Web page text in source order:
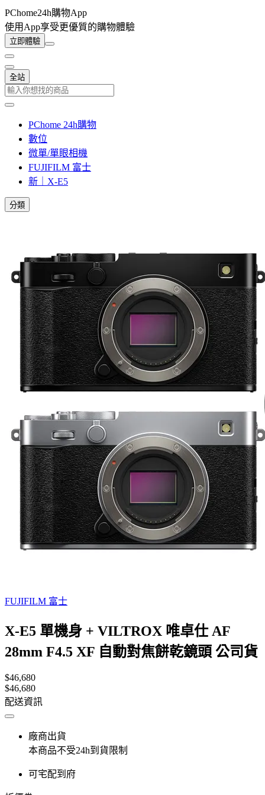
PChome24h購物App
使用App享受更優質的購物體驗
立即體驗
全站
PChome 24h購物
數位
微單/單眼相機
FUJIFILM 富士
新｜X-E5
分類
FUJIFILM 富士
X-E5 單機身 + VILTROX 唯卓仕 AF
28mm F4.5 XF 自動對焦餅乾鏡頭 公司貨
$46,680
$46,680
配送資訊
廠商出貨
本商品不受24h到貨限制
可宅配到府